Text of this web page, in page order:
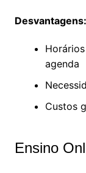
Desvantagens:
agenda
Custos
Ensino